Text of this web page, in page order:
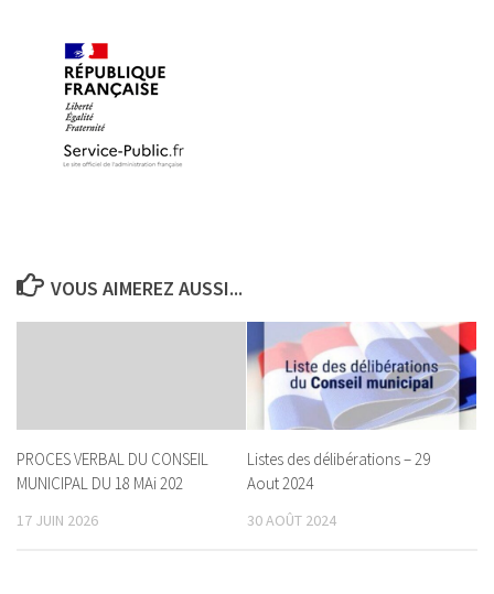
VOUS AIMEREZ AUSSI...
PROCES VERBAL DU CONSEIL
MUNICIPAL DU 18 MAi 202
17 JUIN 2026
Listes des délibérations – 29
Aout 2024
30 AOÛT 2024